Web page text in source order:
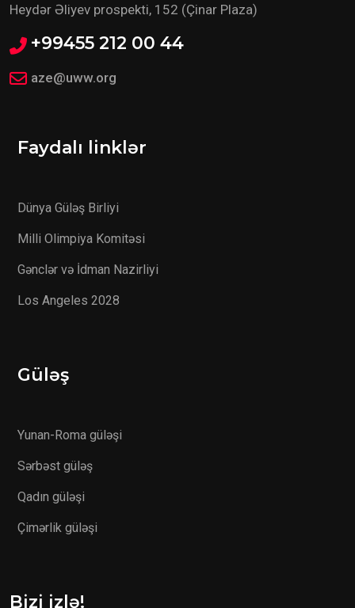
Heydər Əliyev prospekti, 152 (Çinar Plaza)
+99455 212 00 44
aze@uww.org
Faydalı linklər
Dünya Güləş Birliyi
Milli Olimpiya Komitəsi
Gənclər və İdman Nazirliyi
Los Angeles 2028
Güləş
Yunan-Roma güləşi
Sərbəst güləş
Qadın güləşi
Çimərlik güləşi
Bizi izlə!